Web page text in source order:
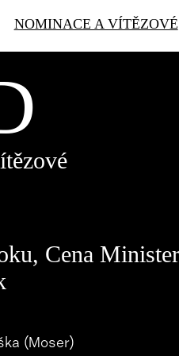
NOMINACE A VÍTĚZOVÉ
Cena